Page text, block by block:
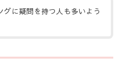
グに疑問を持つ人も多いよう